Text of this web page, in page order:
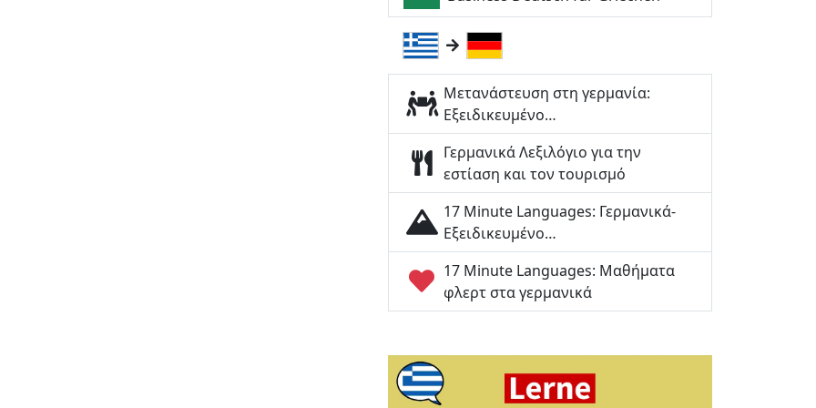
Μετανάστευση στη γερμανία:
Εξειδικευμένο…
Γερμανικά Λεξιλόγιο για την
εστίαση και τον τουρισμό
17 Minute Languages: Γερμανικά-
Εξειδικευμένο…
17 Minute Languages: Μαθήματα
φλερτ στα γερμανικά